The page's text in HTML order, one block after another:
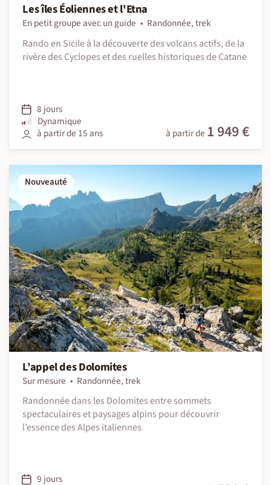
Les îles Éoliennes et l'Etna
En petit groupe avec un guide
Randonnée, trek
Rando en Sicile à la découverte des volcans actifs, de la
rivère des Cyclopes et des ruelles historiques de Catane
8 jours
Dynamique
à partir de 15 ans
à partir de 1 949 €
Nouveauté
L’appel des Dolomites
Sur mesure
Randonnée, trek
Randonnée dans les Dolomites entre sommets
spectaculaires et paysages alpins pour découvrir
l’essence des Alpes italiennes
9 jours